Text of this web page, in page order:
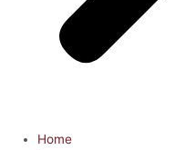
Home